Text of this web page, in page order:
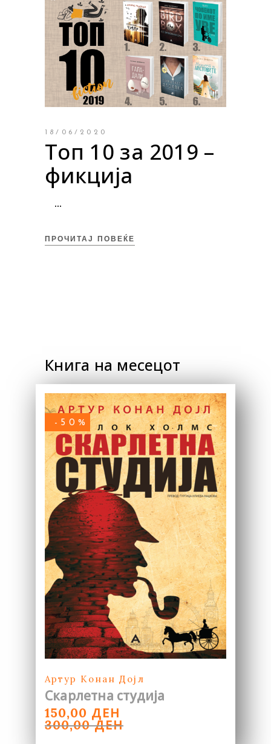
18/06/2020
Топ 10 за 2019 –
фикција
ПРОЧИТАЈ ПОВЕЌЕ
Книга на месецот
-50%
Артур Конан Дојл
Скарлетна студија
300,00ДЕН
ORIGINAL
PRICE
WAS:
150,00 ДЕН
CURRENT
PRICE